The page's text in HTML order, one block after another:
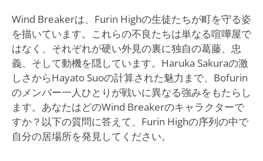
Wind Breakerは、Furin Highの生徒たちが町を守る姿
を描いています。これらの不良たちは単なる喧嘩屋で
はなく、それぞれが硬い外見の裏に独自の葛藤、忠
義、そして動機を隠しています。Haruka Sakuraの激
しさからHayato Suoの計算された魅力まで、Bofurin
のメンバー一人ひとりが戦いに異なる強みをもたらし
ます。あなたはどのWind Breakerのキャラクターで
すか？以下の質問に答えて、Furin Highの序列の中で
自分の居場所を発見してください。